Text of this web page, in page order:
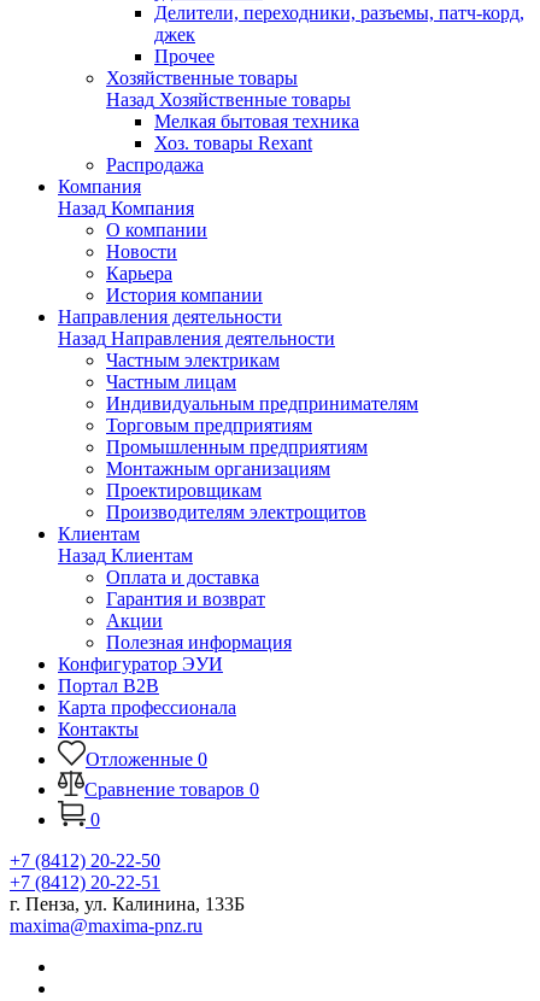
Делители, переходники, разъемы, патч-корд,
джек
Прочее
Хозяйственные товары
Назад Хозяйственные товары
Мелкая бытовая техника
Хоз. товары Rexant
Распродажа
Компания
Назад Компания
О компании
Новости
Карьера
История компании
Направления деятельности
Назад Направления деятельности
Частным электрикам
Частным лицам
Индивидуальным предпринимателям
Торговым предприятиям
Промышленным предприятиям
Монтажным организациям
Проектировщикам
Производителям электрощитов
Клиентам
Назад Клиентам
Оплата и доставка
Гарантия и возврат
Акции
Полезная информация
Конфигуратор ЭУИ
Портал B2B
Карта профессионала
Контакты
Отложенные 0
Сравнение товаров 0
0
+7 (8412) 20-22-50
+7 (8412) 20-22-51
г. Пенза, ул. Калинина, 133Б
maxima@maxima-pnz.ru